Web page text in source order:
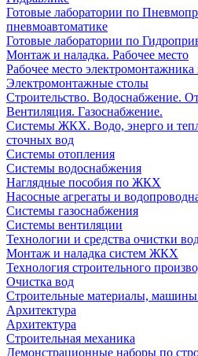
Готовые лаборатории по
пневмоавтоматике
Готовые лаборатории по
Монтаж и наладка. Рабочее место
Рабочее место электромонтажника
Электромонтажные столы
Строительство. Водоснабжение.
Вентиляция. Газоснабжение.
Системы ЖКХ. Водо, энерго и
сточных вод
Системы отопления
Системы водоснабжения
Наглядные пособия по ЖКХ
Насосные агрегаты и
Системы газоснабжения
Системы вентиляции
Технологии и средства очистки
Монтаж и наладка систем ЖКХ
Технология строительного
Очистка вод
Строительные материалы, машины
Архитектура
Архитектура
Cтроительная механика
Демонстрационные наборы по